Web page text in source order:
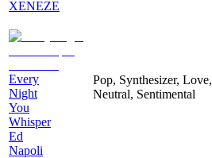
XENEZE
Every
Night
You
Whisper
Ed
Napoli
Pop, Synthesizer, Love,
Neutral, Sentimental